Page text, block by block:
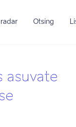
radar Otsing
asuvate